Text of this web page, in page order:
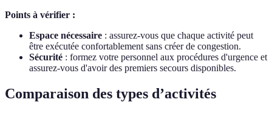
Points à vérifier :
Espace nécessaire : assurez-vous que chaque activité peut
être exécutée confortablement sans créer de congestion.
Sécurité : formez votre personnel aux procédures d'urgence et
assurez-vous d'avoir des premiers secours disponibles.
Comparaison des types d’activités